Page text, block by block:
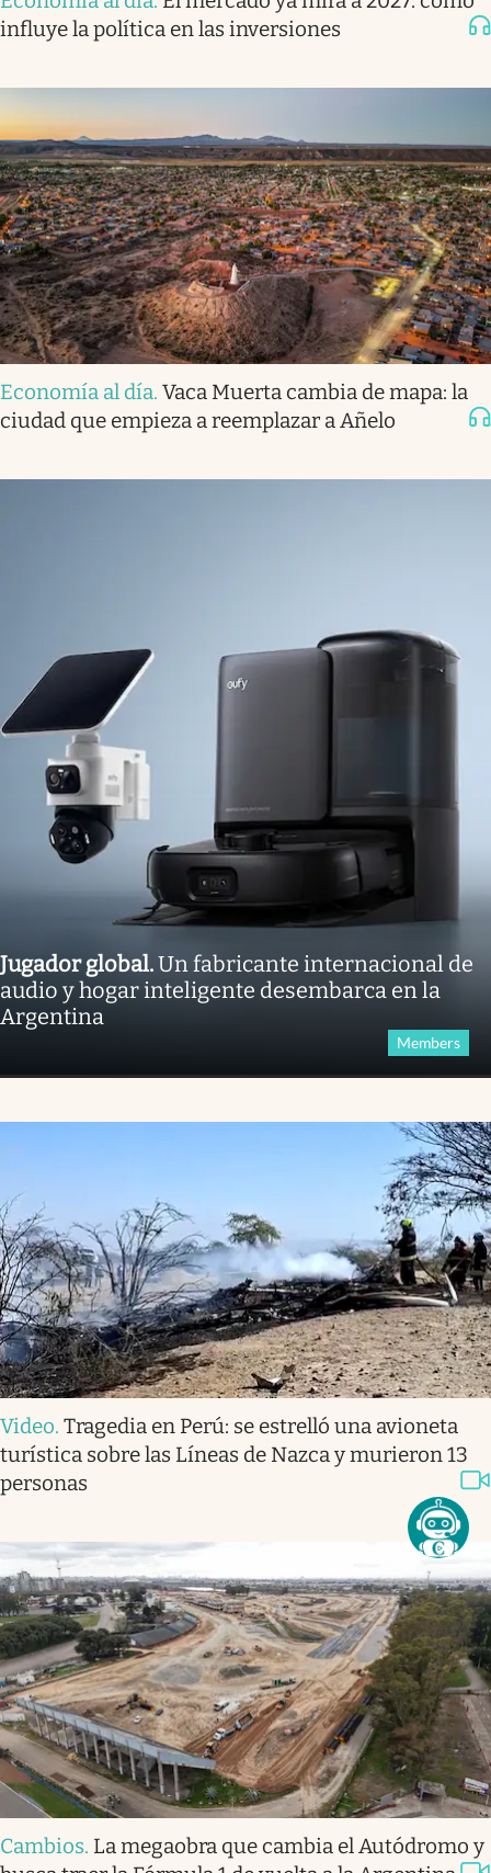
influye la política en las inversiones
Economía al día. Vaca Muerta cambia de mapa: la
ciudad que empieza a reemplazar a Añelo
Jugador global.Un fabricante internacional de
audio y hogar inteligente desembarca en la
Argentina
Members
Video. Tragedia en Perú: se estrelló una avioneta
turística sobre las Líneas de Nazca y murieron 13
personas
Cambios. La megaobra que cambia el Autódromo y